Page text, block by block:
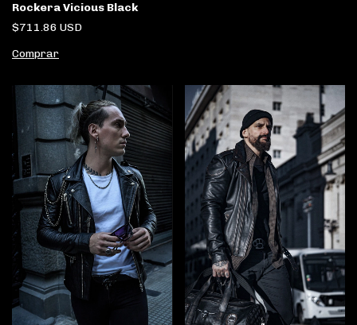
Rockera Vicious Black
$711.86 USD
Comprar